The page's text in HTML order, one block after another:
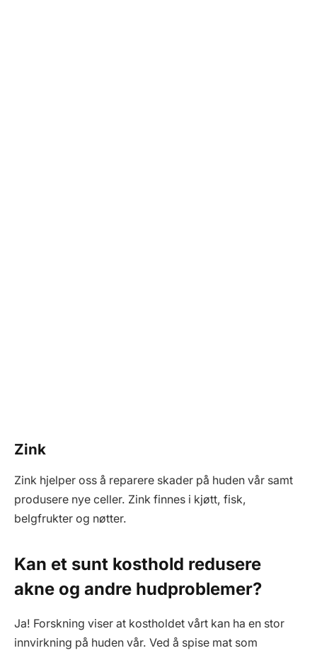
Zink
Zink hjelper oss å reparere skader på huden vår samt
produsere nye celler. Zink finnes i kjøtt, fisk,
belgfrukter og nøtter.
Kan et sunt kosthold redusere
akne og andre hudproblemer?
Ja! Forskning viser at kostholdet vårt kan ha en stor
innvirkning på huden vår. Ved å spise mat som